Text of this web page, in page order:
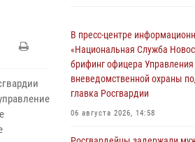
В пресс-центре
«Национальная Служба
брифинг офицера Управления
вневедомственной охраны
главка Росгвардии
06 августа 2026, 14:58